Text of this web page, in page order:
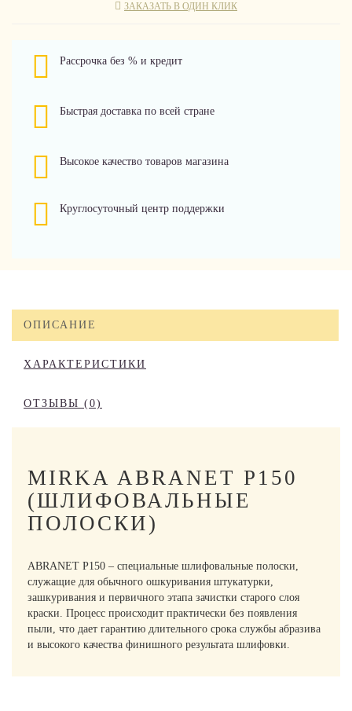
ЗАКАЗАТЬ В ОДИН КЛИК
Рассрочка без % и кредит
Быстрая доставка по всей стране
Высокое качество товаров магазина
Круглосуточный центр поддержки
ОПИСАНИЕ
ХАРАКТЕРИСТИКИ
ОТЗЫВЫ (0)
MIRKA ABRANET P150
(ШЛИФОВАЛЬНЫЕ
ПОЛОСКИ)
ABRANET P150 – специальные шлифовальные полоски,
служащие для обычного ошкуривания штукатурки,
зашкуривания и первичного этапа зачистки старого слоя
краски. Процесс происходит практически без появления
пыли, что дает гарантию длительного срока службы абразива
и высокого качества финишного результата шлифовки.